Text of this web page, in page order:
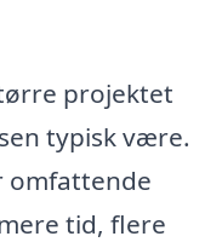
projektet
typisk være.
omfattende
tid, flere